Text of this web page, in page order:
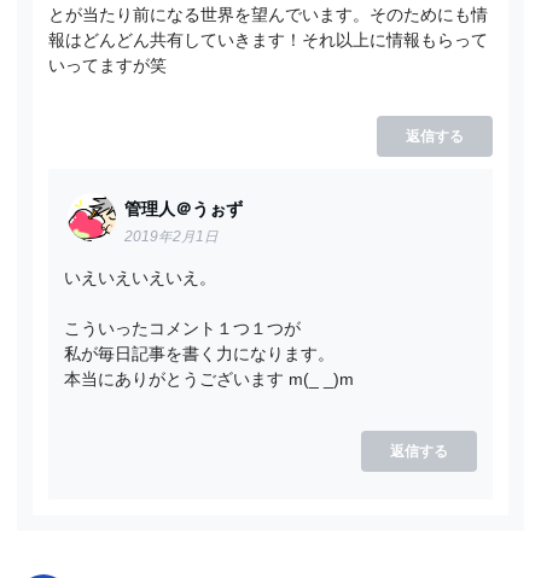
とが当たり前になる世界を望んでいます。そのためにも情
報はどんどん共有していきます！それ以上に情報もらって
いってますが笑
返信する
管理人＠うぉず
2019年2月1日
いえいえいえいえ。
こういったコメント１つ１つが
私が毎日記事を書く力になります。
本当にありがとうございます m(_ _)m
返信する